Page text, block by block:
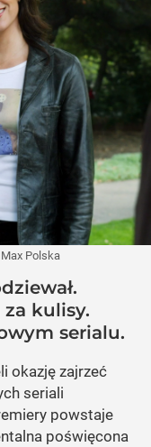
Max Polska
za kulisy.
serialu.
okazję zajrzeć
seriali
powstaje
poświęcona